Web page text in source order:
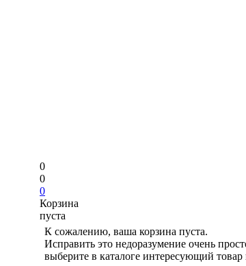
0
0
0
Корзина
пуста
К сожалению, ваша корзина пуста.
Исправить это недоразумение очень
выберите в каталоге интересующий